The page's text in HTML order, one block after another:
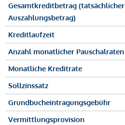
Gesamtkreditbetrag (tatsächlicher
Auszahlungsbetrag)
Kreditlaufzeit
Anzahl monatlicher Pauschalraten
Monatliche Kreditrate
Sollzinssatz
Grundbucheintragungsgebühr
Vermittlungsprovision